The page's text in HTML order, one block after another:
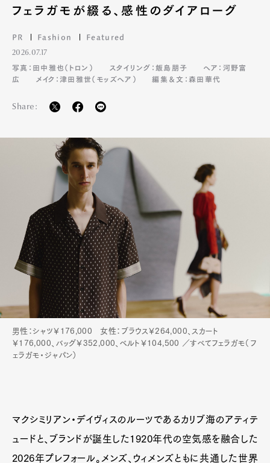
フェラガモが綴る、感性のダイアローグ
PR Fashion Featured
2026.07.17
写真：田中雅也（トロン）
スタイリング：飯島朋子
ヘア：河野富
広
メイク：津田雅世（モッズヘア） 編集＆文：森田華代
Share:
男性：シャツ￥176,000 女性：ブラウス￥264,000、スカート
￥176,000、バッグ￥352,000、ベルト￥104,500 ／すべてフェラガモ（フ
ェラガモ・ジャパン）
マクシミリアン・デイヴィスのルーツであるカリブ海のアティテ
ュードと、ブランドが誕生した1920年代の空気感を融合した
2026年プレフォール。メンズ、ウィメンズともに共通した世界